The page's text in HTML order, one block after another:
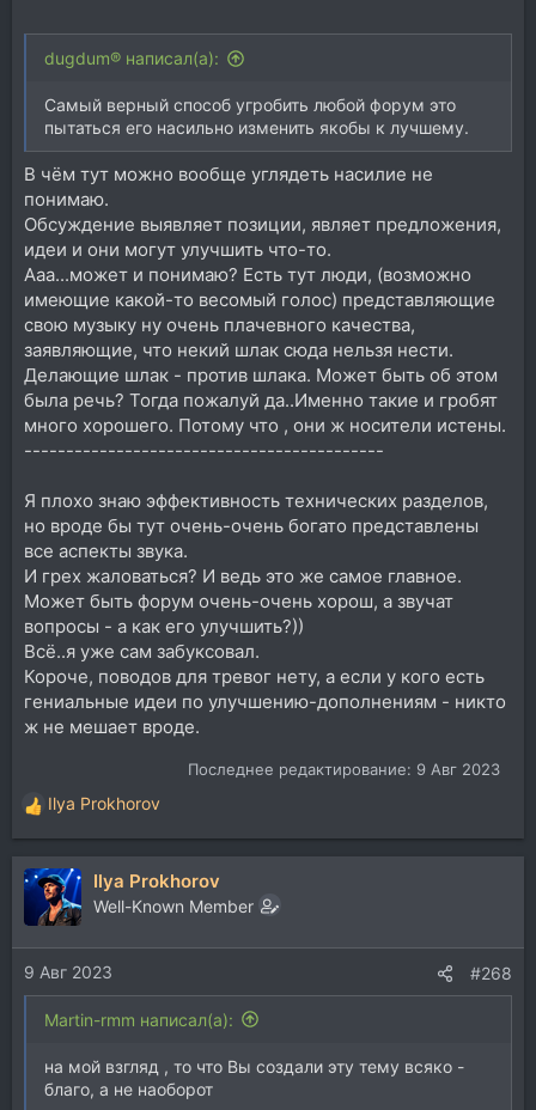
dugdum® написал(а):
Самый верный способ угробить любой форум это
пытаться его насильно изменить якобы к лучшему.
В чём тут можно вообще углядеть насилие не
понимаю.
Обсуждение выявляет позиции, являет предложения,
идеи и они могут улучшить что-то.
Ааа...может и понимаю? Есть тут люди, (возможно
имеющие какой-то весомый голос) представляющие
свою музыку ну очень плачевного качества,
заявляющие, что некий шлак сюда нельзя нести.
Делающие шлак - против шлака. Может быть об этом
была речь? Тогда пожалуй да..Именно такие и гробят
много хорошего. Потому что , они ж носители истены.
-------------------------------------------
Я плохо знаю эффективность технических разделов,
но вроде бы тут очень-очень богато представлены
все аспекты звука.
И грех жаловаться? И ведь это же самое главное.
Может быть форум очень-очень хорош, а звучат
вопросы - а как его улучшить?))
Всё..я уже сам забуксовал.
Короче, поводов для тревог нету, а если у кого есть
гениальные идеи по улучшению-дополнениям - никто
ж не мешает вроде.
Последнее редактирование: 9 Авг 2023
Р
е
а
к
ц
и
и
:
Ilya Prokhorov
Ilya Prokhorov
Well-Known Member
9 Авг 2023 #268
Martin-rmm написал(а):
на мой взгляд , то что Вы создали эту тему всяко -
благо, а не наоборот